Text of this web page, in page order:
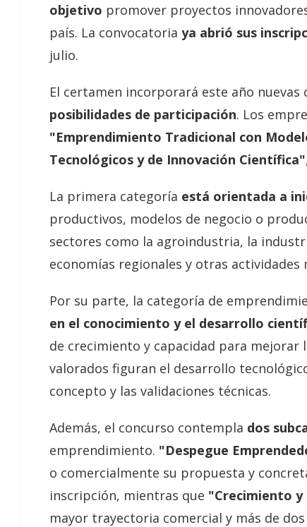
objetivo promover proyectos
país. La convocatoria ya abrió sus
julio.
El certamen incorporará este año
posibilidades de participación. Los
"Emprendimiento Tradicional con
Tecnológicos y de Innovación Científica"
La primera categoría está orientada a
productivos, modelos de negocio o
sectores como la agroindustria, la
economías regionales y otras actividades
Por su parte, la categoría de
en el conocimiento y el desarrollo
de crecimiento y capacidad para
valorados figuran el desarrollo
concepto y las validaciones técnicas.
Además, el concurso contempla dos
emprendimiento. "Despegue
o comercialmente su propuesta y
inscripción, mientras que "Crecimiento y
mayor trayectoria comercial y más de